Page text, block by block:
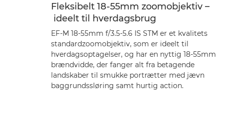
Fleksibelt 18-55mm zoomobjektiv –
ideelt til hverdagsbrug
EF-M 18-55mm f/3.5-5.6 IS STM er et kvalitets
standardzoomobjektiv, som er ideelt til
hverdagsoptagelser, og har en nyttig 18-55mm
brændvidde, der fanger alt fra betagende
landskaber til smukke portrætter med jævn
baggrundssløring samt hurtig action.